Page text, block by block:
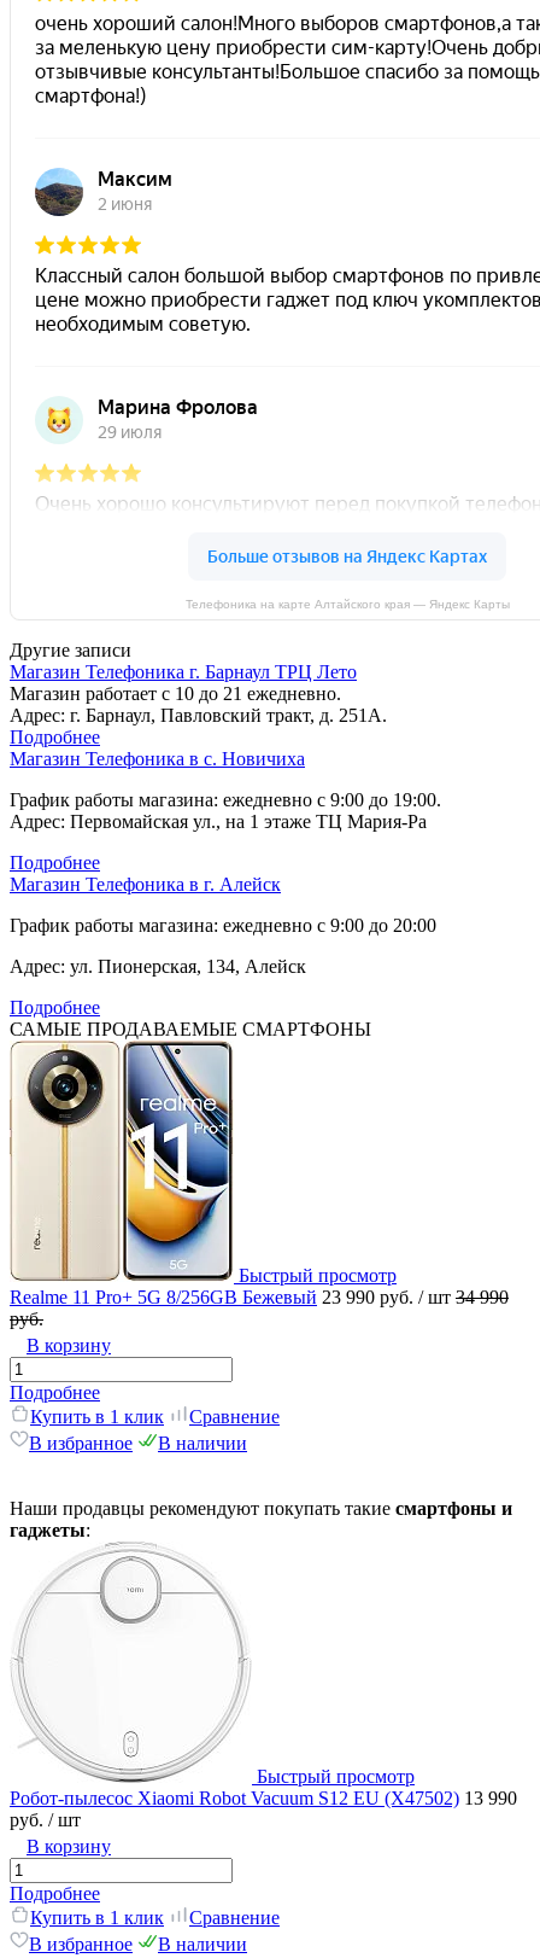
Телефоника на карте Алтайского края — Яндекс Карты
Другие записи
Магазин Телефоника г. Барнаул ТРЦ Лето
Магазин работает с 10 до 21 ежедневно.
Адрес: г. Барнаул, Павловский тракт, д. 251А.
Подробнее
Магазин Телефоника в с. Новичиха
График работы магазина: ежедневно с 9:00 до 19:00.
Адрес: Первомайская ул., на 1 этаже ТЦ Мария-Ра
Подробнее
Магазин Телефоника в г. Алейск
График работы магазина: ежедневно с 9:00 до 20:00
Адрес: ул. Пионерская, 134, Алейск
Подробнее
САМЫЕ ПРОДАВАЕМЫЕ СМАРТФОНЫ
Быстрый просмотр
Realme 11 Pro+ 5G 8/256GB Бежевый 23 990 руб. / шт 34 990
руб.
В корзину
Подробнее
Купить в 1 клик
Сравнение
В избранное
В наличии
Наши продавцы рекомендуют покупать такие смартфоны и
гаджеты:
Быстрый просмотр
Робот-пылесос Xiaomi Robot Vacuum S12 EU (Х47502) 13 990
руб. / шт
В корзину
Подробнее
Купить в 1 клик
Сравнение
В избранное
В наличии